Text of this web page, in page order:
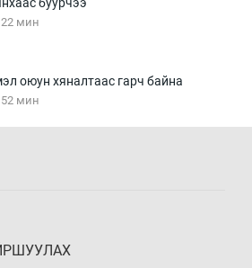
22 мин
оюун хяналтаас гарч байна
52 мин
мин